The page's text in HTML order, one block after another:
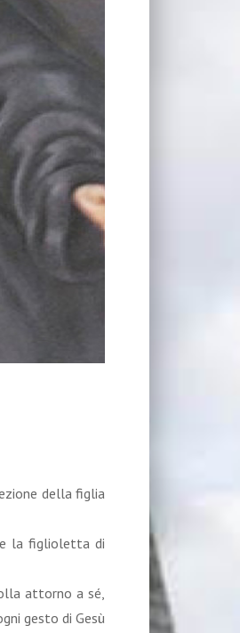
della figlia
la figlioletta di
attorno a sé,
gesto di Gesù